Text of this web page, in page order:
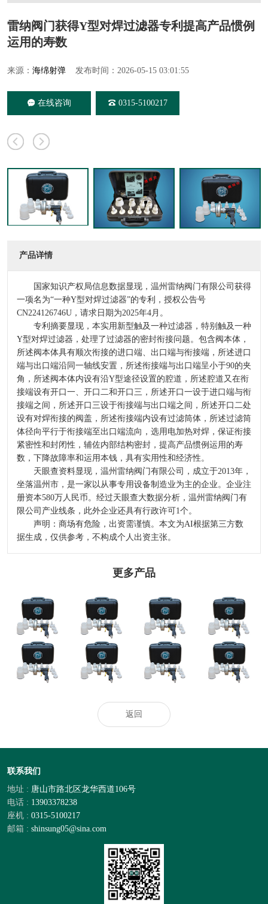
雷纳阀门获得Y型对焊过滤器专利提高产品惯例
运用的寿数
来源： 海绵射弹 发布时间：2026-05-15 03:01:55
在线咨询 0315-5100217
产品详情
国家知识产权局信息数据显现，温州雷纳阀门有限公司获得
一项名为“一种Y型对焊过滤器”的专利，授权公告号
CN224126746U，请求日期为2025年4月。
专利摘要显现，本实用新型触及一种过滤器，特别触及一种
Y型对焊过滤器，处理了过滤器的密封衔接问题。包含阀本体，
所述阀本体具有顺次衔接的进口端、出口端与衔接端，所述进口
端与出口端沿同一轴线安置，所述衔接端与出口端呈小于90的夹
角，所述阀本体内设有沿Y型途径设置的腔道，所述腔道又在衔
接端设有开口一、开口二和开口三，所述开口一设于进口端与衔
接端之间，所述开口三设于衔接端与出口端之间，所述开口二处
设有对焊衔接的阀盖，所述衔接端内设有过滤筒体，所述过滤筒
体径向平行于衔接端至出口端流向，选用电加热对焊，保证衔接
紧密性和封闭性，辅佐内部结构密封，提高产品惯例运用的寿
数，下降故障率和运用本钱，具有实用性和经济性。
天眼查资料显现，温州雷纳阀门有限公司，成立于2013年，
坐落温州市，是一家以从事专用设备制造业为主的企业。企业注
册资本580万人民币。经过天眼查大数据分析，温州雷纳阀门有
限公司产业线条，此外企业还具有行政许可1个。
声明：商场有危险，出资需谨慎。本文为AI根据第三方数
据生成，仅供参考，不构成个人出资主张。
更多产品
河北发布二〇二
四年度企业标
准“领跑者”
2024-2029全球及
中國CMP拋光液
過濾器行業研讨
及十四五規劃剖
析報告
洪水灾后防疫科
普
选哪个洁厕品牌
好？2026洁厕灵
泡沫清洁剂去污
剂：马桶蹲厕去
污效果出众
“无人经济”演绎
异样精彩
热门推荐_空调_
空气净化器_智
慧空净频道_天
极网
奥克股份：与韩
国达善确定联合
开发合作意向
天极网_专业IT
门户
返回
联系我们
地址 : 唐山市路北区龙华西道106号
电话 : 13903378238
座机 : 0315-5100217
邮箱 : shinsung05@sina.com